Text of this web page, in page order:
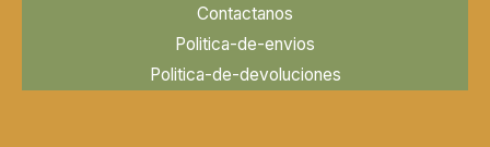
Contactanos
Politica-de-envios
Politica-de-devoluciones